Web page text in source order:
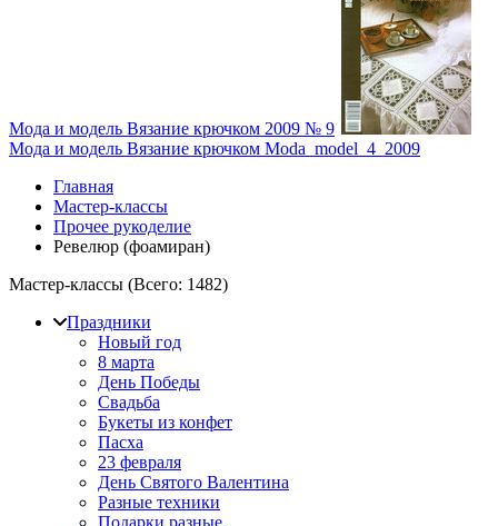
Мода и модель Вязание крючком 2009 № 9
Мода и модель Вязание крючком Moda_model_4_2009
Главная
Мастер-классы
Прочее рукоделие
Ревелюр (фоамиран)
Мастер-классы (Всего: 1482)
Праздники
Новый год
8 марта
День Победы
Свадьба
Букеты из конфет
Пасха
23 февраля
День Святого Валентина
Разные техники
Подарки разные.